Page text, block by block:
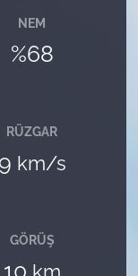
NEM
%68
RÜZGAR
9 km/s
GÖRÜŞ